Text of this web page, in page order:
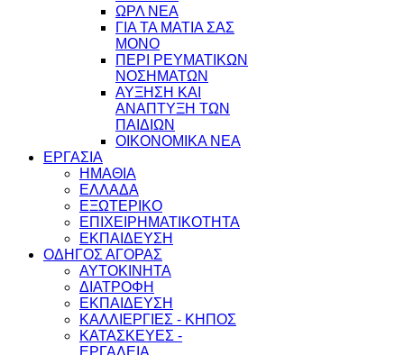
ΩΡΛ ΝEA
ΓΙΑ ΤΑ ΜΑΤΙΑ ΣΑΣ
ΜΟΝΟ
ΠΕΡΙ ΡΕΥΜΑΤΙΚΩΝ
ΝΟΣΗΜΑΤΩΝ
ΑΥΞΗΣΗ ΚΑΙ
ΑΝΑΠΤΥΞΗ ΤΩΝ
ΠΑΙΔΙΩΝ
ΟΙΚΟΝΟΜΙΚΑ ΝΕΑ
ΕΡΓΑΣΙΑ
ΗΜΑΘΙΑ
ΕΛΛΑΔΑ
ΕΞΩΤΕΡΙΚΟ
ΕΠΙΧΕΙΡΗΜΑΤΙΚΟΤΗΤΑ
ΕΚΠΑΙΔΕΥΣΗ
ΟΔΗΓΟΣ ΑΓΟΡΑΣ
ΑΥΤΟΚΙΝΗΤΑ
ΔΙΑΤΡΟΦΗ
ΕΚΠΑΙΔΕΥΣΗ
ΚΑΛΛΙΕΡΓΙΕΣ - ΚΗΠΟΣ
ΚΑΤΑΣΚΕΥΕΣ -
ΕΡΓΑΛΕΙΑ